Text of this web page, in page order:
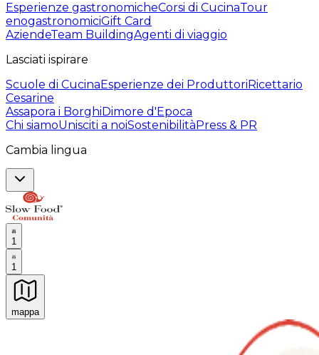
Esperienze gastronomicheCorsi di CucinaTour
enogastronomiciGift Card
AziendeTeam BuildingAgenti di viaggio
Lasciati ispirare
Scuole di CucinaEsperienze dei ProduttoriRicettario
Cesarine
Assapora i BorghiDimore d'Epoca
Chi siamoUnisciti a noiSostenibilitàPress & PR
Cambia lingua
1
1
mappa
Esperienze culinarie indimenticabili: Esperienze